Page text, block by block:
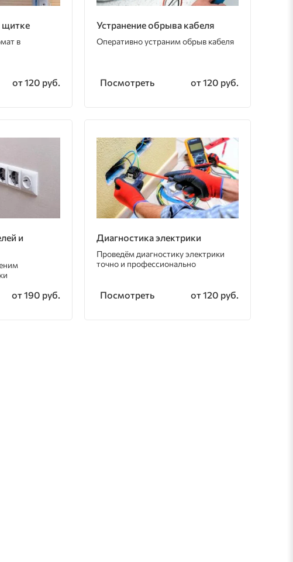
щитке
в
от 120 руб.
Устранение обрыва кабеля
Оперативно устраним обрыв кабеля
Посмотреть от 120 руб.
и
от 190 руб.
Диагностика электрики
Проведём диагностику электрики
точно и профессионально
Посмотреть от 120 руб.